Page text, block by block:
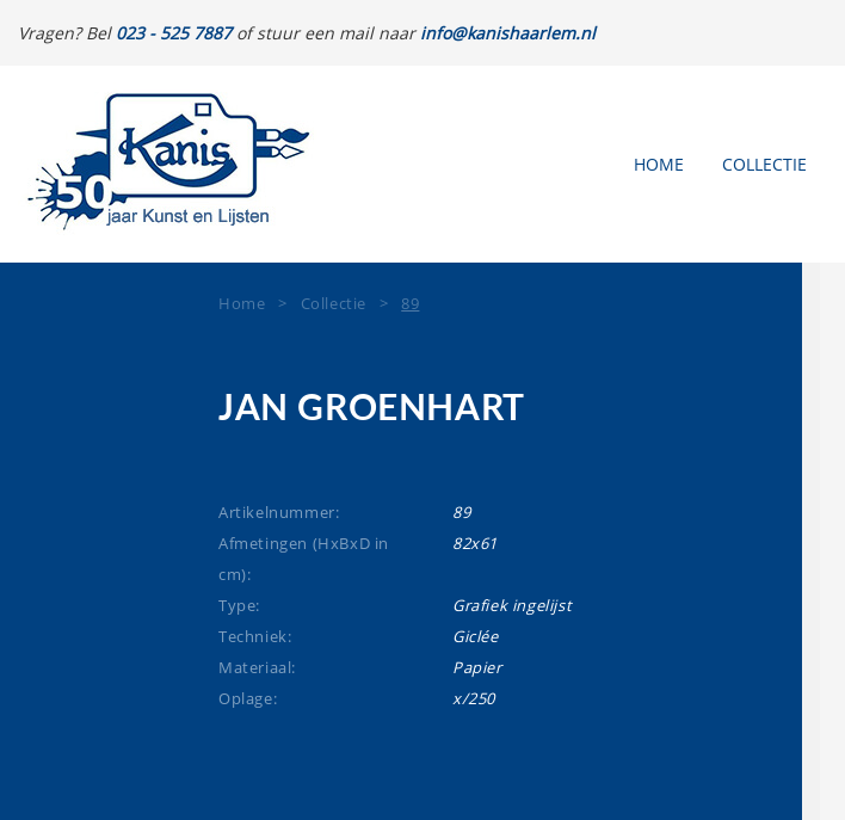
Vragen? Bel 023 - 525 7887of stuur een mail naarinfo@kanishaarlem.nl
HOME COLLECTIE
Home > Collectie > 89
JAN GROENHART
Artikelnummer:
89
Afmetingen (HxBxD in
cm):
82x61
Type:
Grafiek ingelijst
Techniek:
Giclée
Materiaal:
Papier
Oplage:
x/250